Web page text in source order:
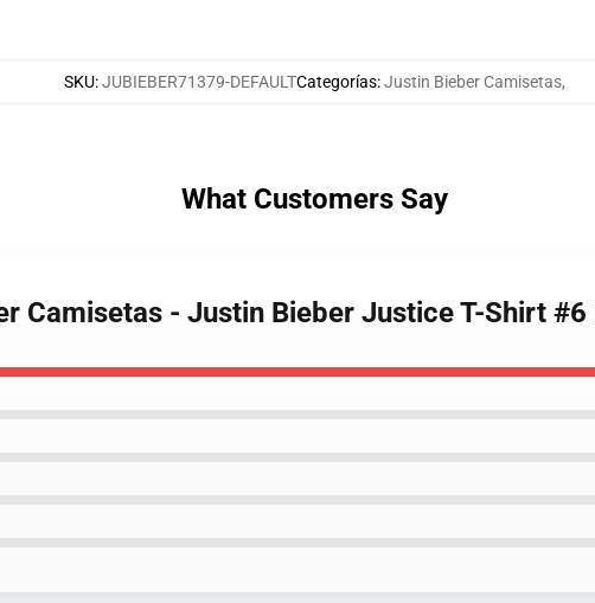
SKU:JUBIEBER71379-DEFAULTCategorías:Justin Bieber Camisetas,
What Customers Say
Camisetas - Justin Bieber Justice T-Shirt #6